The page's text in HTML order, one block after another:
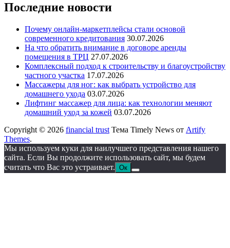
Последние новости
Почему онлайн-маркетплейсы стали основой
современного кредитования 30.07.2026
На что обратить внимание в договоре аренды
помещения в ТРЦ 27.07.2026
Комплексный подход к строительству и благоустройству
частного участка 17.07.2026
Массажеры для ног: как выбрать устройство для
домашнего ухода 03.07.2026
Лифтинг массажер для лица: как технологии меняют
домашний уход за кожей 03.07.2026
Copyright © 2026 financial trust Тема Timely News от Artify
Themes.
Мы используем куки для наилучшего представления нашего
сайта. Если Вы продолжите использовать сайт, мы будем
считать что Вас это устраивает. Ок